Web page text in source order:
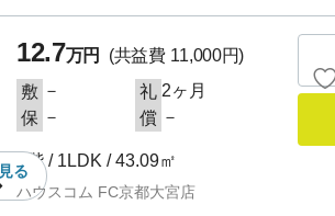
見る
12.7万円
(共益費 11,000円)
敷 － 礼 2ヶ月
保 － 償 －
4階 / 1LDK / 43.09㎡
ハウスコム FC京都大宮店